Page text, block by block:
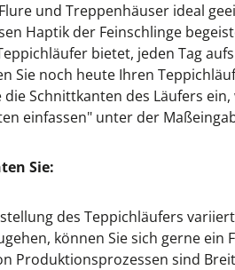
und Treppenhäuser ideal
Haptik der Feinschlinge
bietet, jeden Tag
Sie noch heute Ihren
die Schnittkanten des Läufers
einfassen" unter der
Sie:
des Teppichläufers
können Sie sich gerne
Produktionsprozessen sind